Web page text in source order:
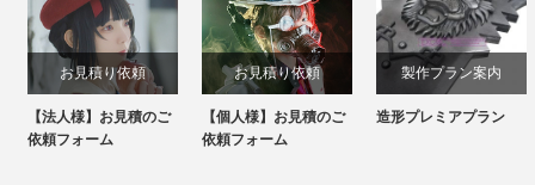
お見積り依頼
【法人様】お見積のご
依頼フォーム
お見積り依頼
【個人様】お見積のご
依頼フォーム
製作プラン案内
造形プレミアプラン